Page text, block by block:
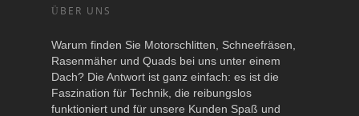
ÜBER UNS
Warum finden Sie Motorschlitten, Schneefräsen,
Rasenmäher und Quads bei uns unter einem
Dach? Die Antwort ist ganz einfach: es ist die
Faszination für Technik, die reibungslos
funktioniert und für unsere Kunden Spaß und